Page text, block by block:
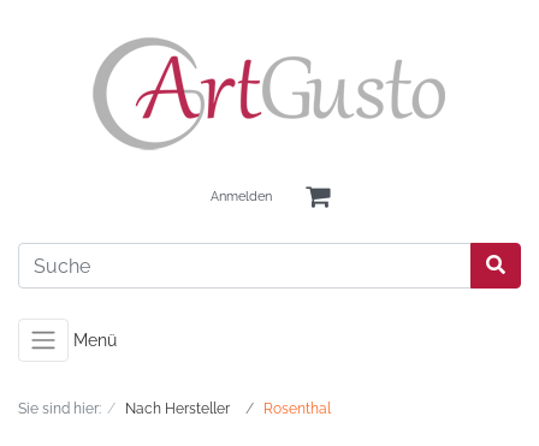
Anmelden
Menü
Sie sind hier: Nach Hersteller Rosenthal